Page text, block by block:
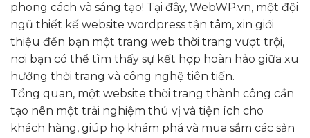
phong cách và sáng tạo! Tại đây, WebWP.vn, một đội
ngũ thiết kế website wordpress tận tâm, xin giới
thiệu đến bạn một trang web thời trang vượt trội,
nơi bạn có thể tìm thấy sự kết hợp hoàn hảo giữa xu
hướng thời trang và công nghệ tiên tiến.
Tổng quan, một website thời trang thành công cần
tạo nên một trải nghiệm thú vị và tiện ích cho
khách hàng, giúp họ khám phá và mua sắm các sản